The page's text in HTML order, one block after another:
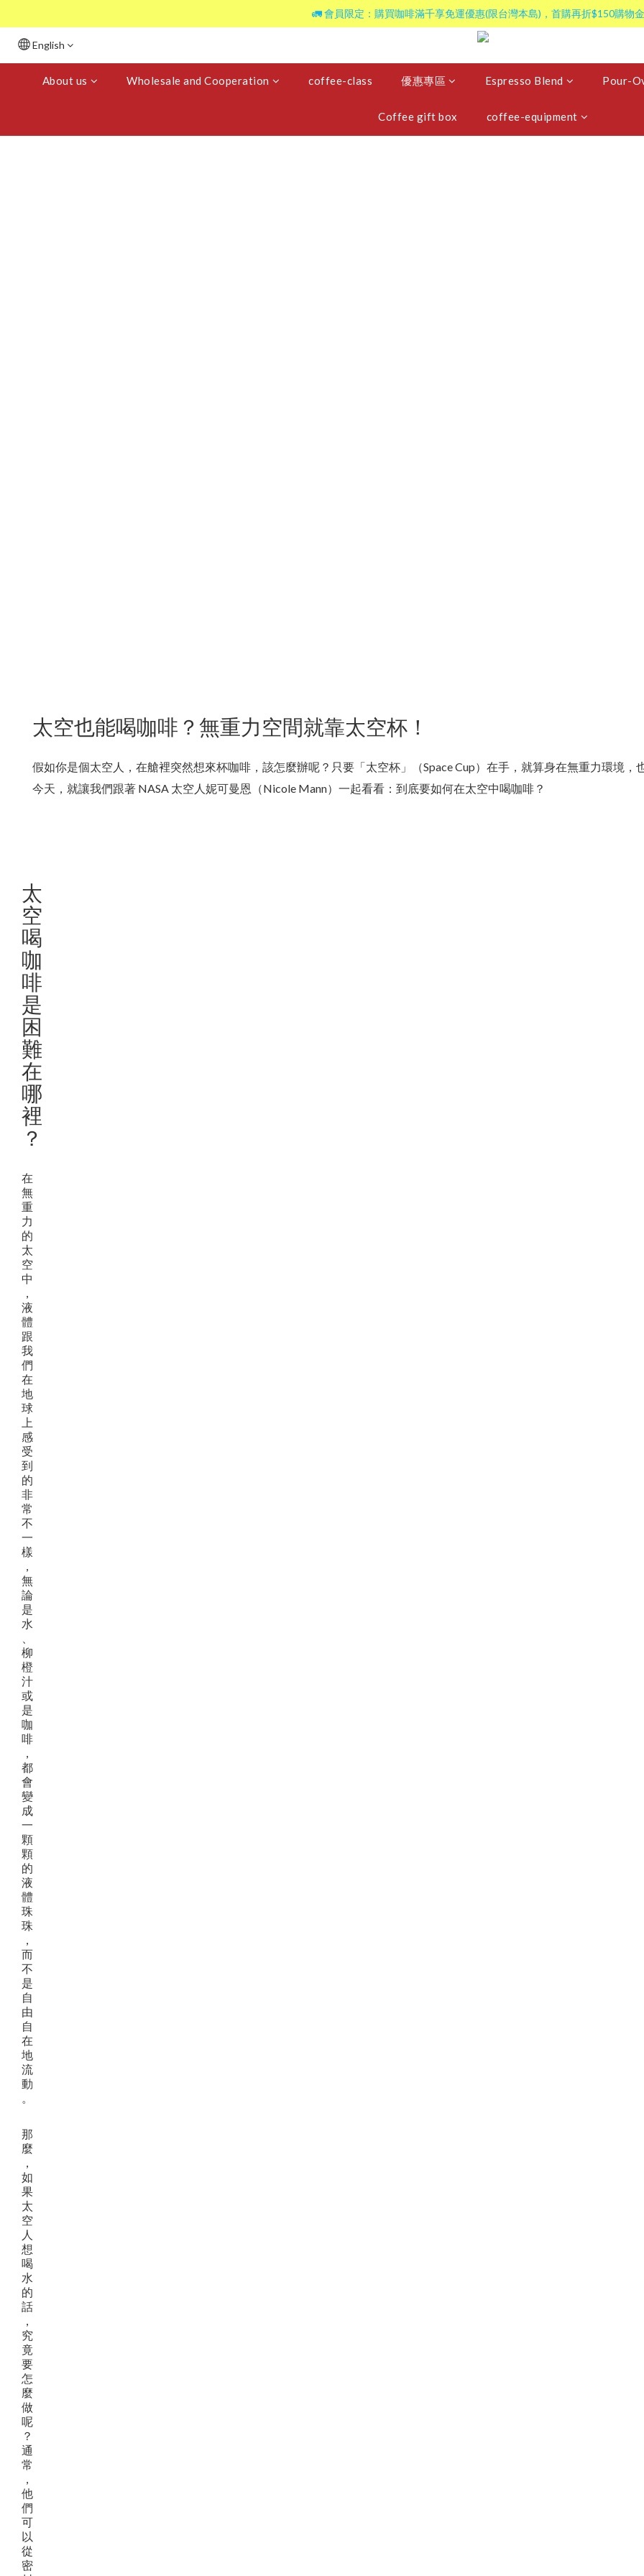
🚛 會員限定：購買咖啡滿千享免運優惠(限台灣本島)，首購再折$150購物
English
About us Wholesale and Cooperation coffee-class 優惠專區 Espresso Blend Pour-
Coffee gift box coffee-equipment
太空也能喝咖啡？無重力空間就靠太空杯！
假如你是個太空人，在艙裡突然想來杯咖啡，該怎麼辦呢？只要「太空杯」（Space Cup）在手，就算身在無重力環境，
今天，就讓我們跟著 NASA 太空人妮可曼恩（Nicole Mann）一起看看：到底要如何在太空中喝咖啡？
太
空
喝
咖
啡
是
困
難
在
哪
裡
？
在
無
重
力
的
太
空
中
，
液
體
跟
我
們
在
地
球
上
感
受
到
的
非
常
不
一
樣
，
無
論
是
水
柳
橙
汁
或
是
咖
啡
，
都
會
變
成
一
顆
顆
的
液
體
珠
珠
，
而
不
是
自
由
自
在
地
流
動
。
那
麼
，
如
果
太
空
人
想
喝
水
的
話
，
究
竟
要
怎
麼
做
呢
？
通
常
，
他
們
可
以
從
密